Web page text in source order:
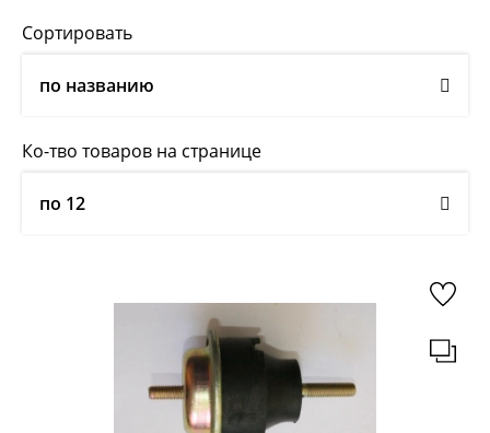
Сортировать
по названию
Ко-тво товаров на странице
по 12